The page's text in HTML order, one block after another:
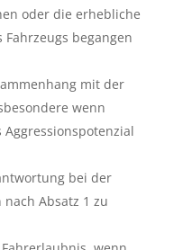
oder die erhebliche
begangen
mit der
wenn
bei der
Absatz 1 zu